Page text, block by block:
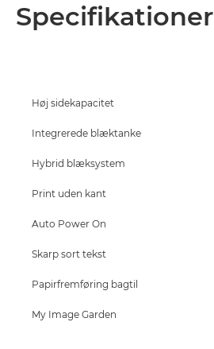
Specifikationer
Høj sidekapacitet
Integrerede blæktanke
Hybrid blæksystem
Print uden kant
Auto Power On
Skarp sort tekst
Papirfremføring bagtil
My Image Garden